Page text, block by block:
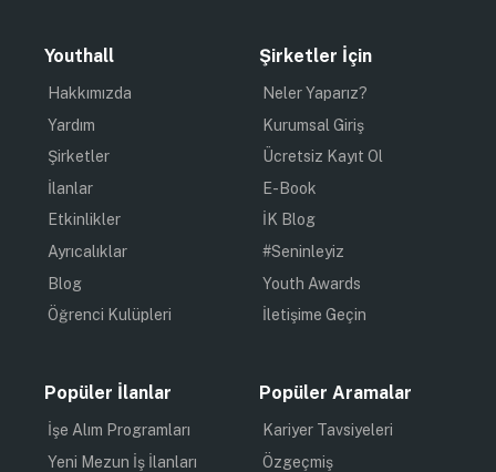
Youthall
Hakkımızda
Yardım
Şirketler
İlanlar
Etkinlikler
Ayrıcalıklar
Blog
Öğrenci Kulüpleri
Şirketler İçin
Neler Yaparız?
Kurumsal Giriş
Ücretsiz Kayıt Ol
E-Book
İK Blog
#Seninleyiz
Youth Awards
İletişime Geçin
Popüler İlanlar
İşe Alım Programları
Yeni Mezun İş İlanları
Popüler Aramalar
Kariyer Tavsiyeleri
Özgeçmiş